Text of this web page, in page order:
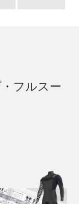
フルスー